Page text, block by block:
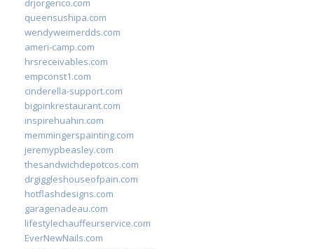
drjorgerico.com
queensushipa.com
wendyweimerdds.com
ameri-camp.com
hrsreceivables.com
empconst1.com
cinderella-support.com
bigpinkrestaurant.com
inspirehuahin.com
memmingerspainting.com
jeremypbeasley.com
thesandwichdepotcos.com
drgiggleshouseofpain.com
hotflashdesigns.com
garagenadeau.com
lifestylechauffeurservice.com
EverNewNails.com